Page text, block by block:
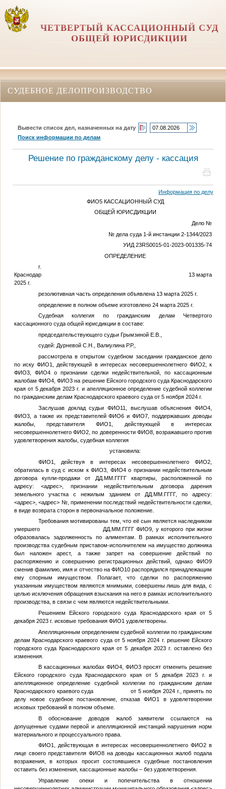
ЧЕТВЕРТЫЙ КАССАЦИОННЫЙ СУД
ОБЩЕЙ ЮРИСДИКЦИИ
СУДЕБНОЕ ДЕЛОПРОИЗВОДСТВО
Вывести список дел, назначенных на дату
Поиск информации по делам
Решение по гражданскому делу - кассация
Информация по делу
ФИО5КАССАЦИОННЫЙ СУД
ОБЩЕЙ ЮРИСДИКЦИИ
Дело №
№ дела суда 1-й инстанции 2-1344/2023
УИД 23RS0015-01-2023-001335-74
ОПРЕДЕЛЕНИЕ
г.
Краснодар 13 марта
2025 г.
резолютивная часть определения объявлена 13 марта 2025 г.
определение в полном объеме изготовлено 24 марта 2025 г.
Судебная коллегия по гражданским делам Четвертого
кассационного суда общей юрисдикции в составе:
председательствующего судьи Грымзиной Е.В.,
судей: Дурневой С.Н., Валиулина Р.Р.,
рассмотрела в открытом судебном заседании гражданское дело
по искуФИО1 , действующей в интересах несовершеннолетнего ФИО2, к
ФИО3, ФИО4 о признании сделки недействительной, по кассационным
жалобамФИО4 ,ФИО3 на решение Ейского городского суда Краснодарского
края от 5 декабря 2023 г. и апелляционное определение судебной коллегии
по гражданским делам Краснодарского краевого суда от 5 ноября 2024 г.
Заслушав доклад судьи ФИО11 , выслушав объясненияФИО4
ФИО3, а также их представителейФИО6 иФИО7 , поддержавших доводы
жалобы, представителяФИО1
, действующей в интересах
несовершеннолетнегоФИО2 , по доверенности ФИО8, возражавшего против
удовлетворения жалобы, судебная коллегия
установила:
ФИО1
, действуя в интересах несовершеннолетнегоФИО2
обратилась в суд с иском кФИО3 ФИО4о признании недействительным
договора купли-продажи от
ДД.ММ.ГГГГквартиры, расположенной по
адресу: <адрес>, признании недействительным договора дарения
земельного участка с нежилым зданием от ДД.ММ.ГГГГ, по адресу:
<адрес>,<адрес> №, применении последствий недействительности сделки,
в виде возврата сторон в первоначальное положение.
Требования мотивированы тем, что её сын является наследником
умершего
ДД.ММ.ГГГГ ФИО9 , у которого при жизни
образовалась задолженность по алиментам. В рамках исполнительного
производства судебным приставом-исполнителем на имущество должника
был наложен арест, а также запрет на совершение действий по
распоряжению и совершению регистрационных действий, однакоФИО9
сменив фамилию, имя и отчество на ФИО10распорядился принадлежащим
ему спорным имуществом. Полагает, что сделки по распоряжению
указанным имуществом являются мнимыми, совершены лишь для вида, с
целью исключения обращения взыскания на него в рамках исполнительного
производства, в связи с чем являются недействительными.
Решением Ейского городского суда Краснодарского края от 5
декабря 2023 г. исковые требования ФИО1 удовлетворены.
Апелляционным определением судебной коллегии по гражданским
делам Краснодарского краевого суда от 5 ноября 2024 г. решение Ейского
городского суда Краснодарского края от 5 декабря 2023 г. оставлено без
изменения.
В кассационных жалобах ФИО4 ,ФИО3 просят отменить решение
Ейского городского суда Краснодарского края от 5 декабря 2023 г. и
апелляционное определение судебной коллегии по гражданским делам
Краснодарского краевого суда от 5 ноября 2024 г., принять по
делу новое судебное постановление, отказавФИО1
в удовлетворении
исковых требований в полном объеме.
В обоснование доводов жалоб заявители ссылаются на
допущенные судами первой и апелляционной инстанций нарушения норм
материального и процессуального права.
ФИО1
, действующая в интересах несовершеннолетнегоФИО2 в
лице своего представителя ФИО8на доводы кассационных жалоб подала
возражения, в которых просит состоявшиеся судебные постановления
оставить без изменения, кассационные жалобы – без удовлетворения.
Управление опеки и попечительства в отношении